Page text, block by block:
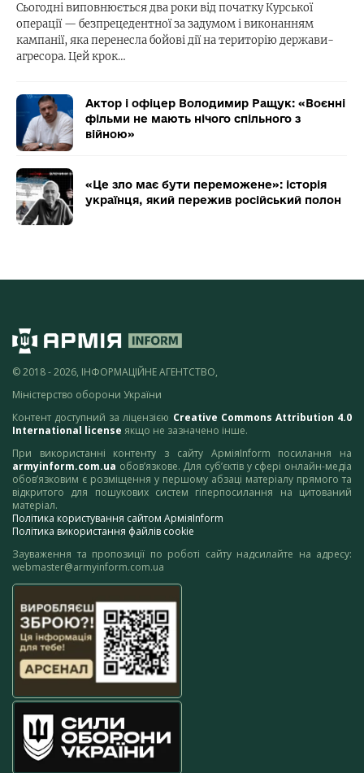
Сьогодні виповнюється два роки від початку Курської
операції — безпрецедентної за задумом і виконанням
кампанії, яка перенесла бойові дії на територію держави-
агресора. Цей крок…
Актор і офіцер Володимир Ращук: «Воєнні
фільми не мають нічого спільного з
війною»
«Це зло має бути переможене»: історія
українця, який пережив російський полон
© 2018 - 2026, ІНФОРМАЦІЙНЕ АГЕНТСТВО,
Міністерство оборони України
Контент доступний за ліцензією Creative Commons Attribution 4.0
International license якщо не зазначено інше.
При використанні контенту з сайту АрміяInform посилання на
armyinform.com.ua обов’язкове. Для суб’єктів у сфері онлайн-медіа
обов’язковим є розміщення у першому абзаці матеріалу прямого та
відкритого для пошукових систем гіперпосилання на цитований
матеріал.
Політика користування сайтом АрміяInform
Політика використання файлів cookie
Зауваження та пропозиції по роботі сайту надсилайте на адресу:
webmaster@armyinform.com.ua